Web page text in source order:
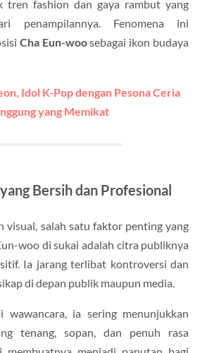
tren fashion dan gaya rambut yang
penampilannya. Fenomena ini
Cha Eun-woosebagai ikon budaya
Idol K-Pop dengan Pesona Ceria
yang Memikat
Bersih dan Profesional
visual, salah satu faktor penting yang
woo di sukai adalah citra publiknya
Ia jarang terlibat kontroversi dan
di depan publik maupun media.
wawancara, ia sering menunjukkan
tenang, sopan, dan penuh rasa